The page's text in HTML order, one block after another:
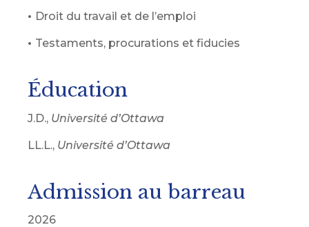
• Droit du travail et de l’emploi
• Testaments, procurations et fiducies
Éducation
J.D., Université d’Ottawa
LL.L., Université d’Ottawa
Admission au barreau
2026